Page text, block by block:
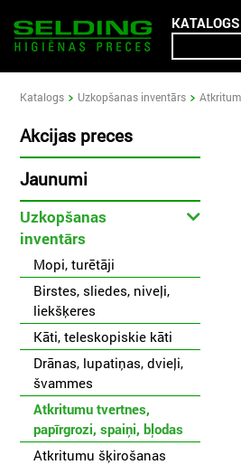
KATALOGS
Katalogs Uzkopšanas inventārs
Akcijas preces
Jaunumi
Uzkopšanas
inventārs
Mopi, turētāji
Birstes, sliedes, niveļi,
liekšķeres
Kāti, teleskopiskie kāti
Drānas, lupatiņas, dvieļi,
švammes
Atkritumu tvertnes,
papīrgrozi, spaiņi, bļodas
Atkritumu šķirošanas